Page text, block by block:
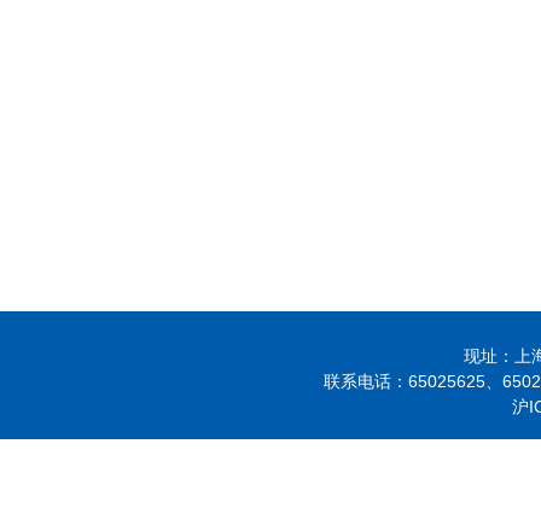
现址：上
联系电话： 65025625、
沪